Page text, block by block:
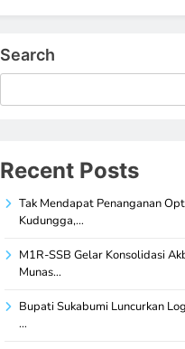
Search
Recent Posts
Tak Mendapat Penanganan
Kudungga,…
M1R-SSB Gelar Konsolidasi
Munas…
Bupati Sukabumi Luncurkan
…